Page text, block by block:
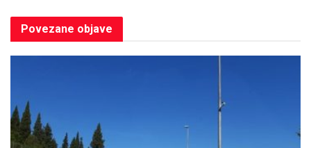
Povezane objave